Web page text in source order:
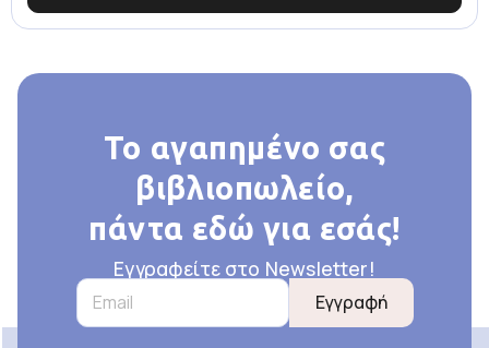
Το αγαπημένο σας
βιβλιοπωλείο,
πάντα εδώ για εσάς!
Εγγραφείτε στο Newsletter!
Εγγραφή